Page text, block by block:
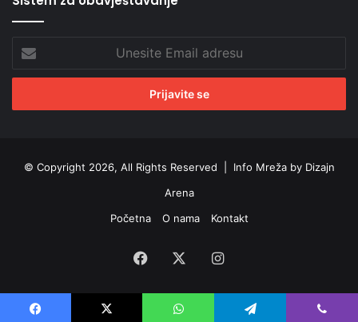
Email
adresu
© Copyright 2026, All Rights Reserved | Info Mreža by Dizajn
Arena
Početna
O nama Kontakt
Facebook Instagram